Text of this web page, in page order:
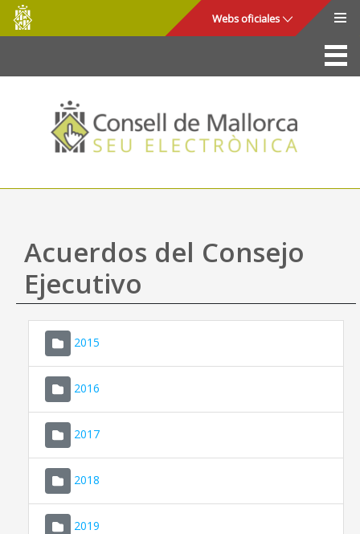
Saltar al contenido principal
Consell
de
Mallorca
Webs oficiales
La Sede
Consejo de Mallorca
Acceso y seguridad
Utilidades
Mapa web
Ayuda
Acuerdos del Consejo
Ejecutivo
2015
2016
2017
2018
2019